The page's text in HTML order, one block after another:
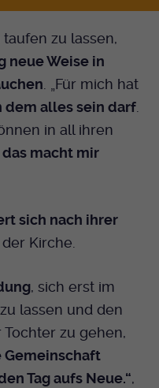
zu lassen,
neue Weise in
. „Für mich hat
dem alles sein darf
in all ihren
das macht mir
sich nach ihrer
Kirche.
, sich erst im
lassen und den
zu gehen,
Gemeinschaft
Tag aufs Neue.“,